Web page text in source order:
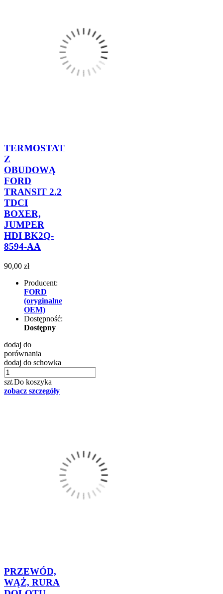
TERMOSTAT
Z
OBUDOWĄ
FORD
TRANSIT 2.2
TDCI
BOXER,
JUMPER
HDI BK2Q-
8594-AA
90,00 zł
Producent:
FORD
(oryginalne
OEM)
Dostępność:
Dostępny
dodaj do
porównania
dodaj do schowka
szt.Do koszyka
zobacz szczegóły
PRZEWÓD,
WĄŻ, RURA